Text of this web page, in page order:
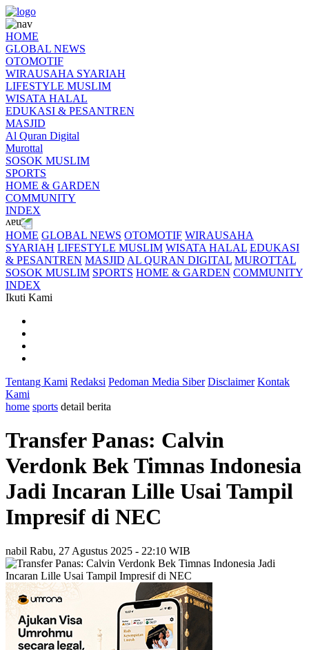
HOME
GLOBAL NEWS
OTOMOTIF
WIRAUSAHA SYARIAH
LIFESTYLE MUSLIM
WISATA HALAL
EDUKASI & PESANTREN
MASJID
Al Quran Digital
Murottal
SOSOK MUSLIM
SPORTS
HOME & GARDEN
COMMUNITY
INDEX
HOME GLOBAL NEWS OTOMOTIF WIRAUSAHA
SYARIAH LIFESTYLE MUSLIM WISATA HALAL EDUKASI
& PESANTREN MASJID AL QURAN DIGITAL MUROTTAL
SOSOK MUSLIM SPORTS HOME & GARDEN COMMUNITY
INDEX
Ikuti Kami
Tentang Kami Redaksi Pedoman Media Siber Disclaimer Kontak
Kami
home sports detail berita
Transfer Panas: Calvin
Verdonk Bek Timnas Indonesia
Jadi Incaran Lille Usai Tampil
Impresif di NEC
nabil Rabu, 27 Agustus 2025 - 22:10 WIB